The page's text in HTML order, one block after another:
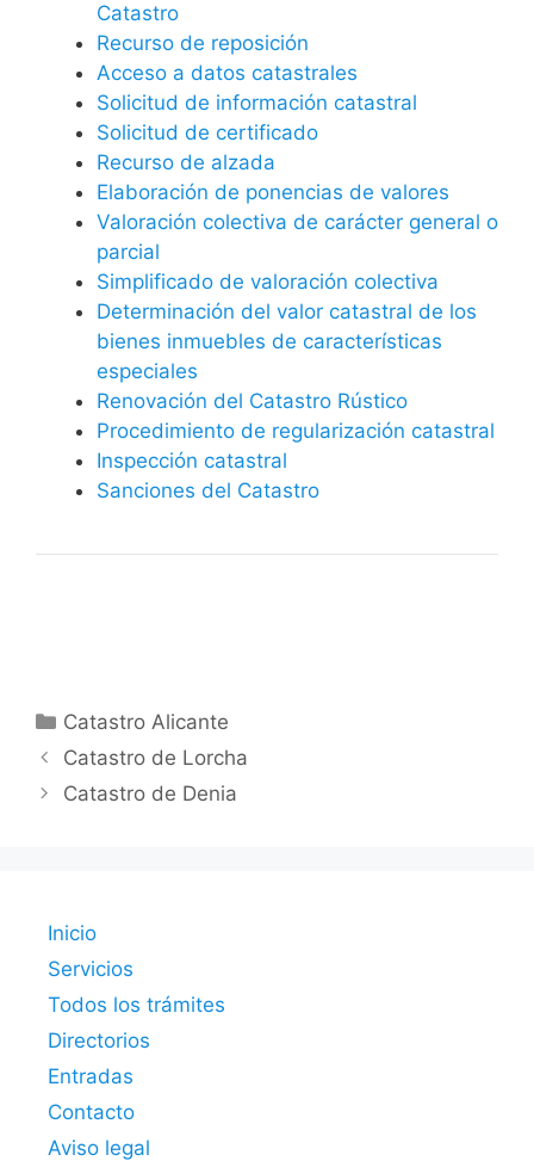
Catastro
Recurso de reposición
Acceso a datos catastrales
Solicitud de información catastral
Solicitud de certificado
Recurso de alzada
Elaboración de ponencias de valores
Valoración colectiva de carácter general o
parcial
Simplificado de valoración colectiva
Determinación del valor catastral de los
bienes inmuebles de características
especiales
Renovación del Catastro Rústico
Procedimiento de regularización catastral
Inspección catastral
Sanciones del Catastro
Categorías
Catastro Alicante
Catastro de Lorcha
Catastro de Denia
Inicio
Servicios
Todos los trámites
Directorios
Entradas
Contacto
Aviso legal